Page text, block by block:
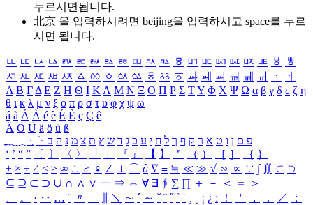
누르시면됩니다.
北京 을 입력하시려면 beijing을 입력하시고 space를 누르
시면 됩니다.
ㅥ ㅦ ㅧ ㅨ ㅩ ㅪ ㅫ ㅬ ㅭ ㅮ ㅯ ㅰ ㅱ ㅲ ㅳ ㅴ ㅵ ㅶ ㅷ ㅸ
ㅹ
ㅺ ㅻ ㅼ ㅽ ㅾ ㅿ ㆀ ㆁ ㆂ ㆃ ㆄ ㆅ ㆆ ㆇ ㆈ ㆉ ㆊ ㆋ ㆌ ㆍ
ㆎ
Α Β ΓΔ Ε Ζ Η Θ Ι ΚΛ Μ Ν Ξ Ο Π Ρ Σ ΤΥ Φ Χ Ψ Ω α β γ δ ε ζ η
θ ι κ λ μ ν ξ ο π ρ σ τ υ φ χ ψ ω
á à Á À é è É È ç Ç ê
Ä Ö Ü ä ö ü ß
ִֶֹ ֻּ ׁׂ פ ם ן ו ט א ר ק ף ך ל ח י ע כ ג ד ש ץ ת צ מ נ ה ב
‘ ’ “ ” 〔 〕 〈 〉 「 」 『 』 【 】 ＂ （ ） ［ ］ ｛ ｝
± × ÷ ≠ ≤ ≥ ∞ ∴ ♂ ♀ ∠ ⊥ ⌒ ∂ ∇ ≡ ≒ ≪ ≫ √ ∽ ∝ ∵ ∫ ∬ ∈ ∋
⊆ ⊇ ⊂ ⊃ ∪ ∩ ∧ ∨ ￢ ⇒ ⇔ ∀ ∃ ∮ ∑ ∏ ＋ － ＜ ＝
＞
、
。 · ‥ … ¨ 〃 ― ＼ ∼ ´ ～ ˇ ˘ ˝ ˚ ˙ ¸ ¡ ¿ ː ！ ＇ ， ． ／
：